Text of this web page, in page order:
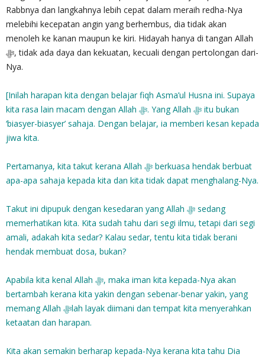
Rabbnya dan langkahnya lebih cepat dalam meraih redha-Nya
melebihi kecepatan angin yang berhembus, dia tidak akan
menoleh ke kanan maupun ke kiri. Hidayah hanya di tangan Allah
Nya.
[Inilah harapan kita dengan belajar fiqh Asma’ul Husna ini. Supaya
kita rasa lain macam dengan Allah ‎ﷻ. Yang Allah ‎ﷻ itu bukan
‘biasyer-biasyer’ sahaja. Dengan belajar, ia memberi kesan kepada
jiwa kita.
Pertamanya, kita takut kerana Allah ‎ﷻ berkuasa hendak berbuat
apa-apa sahaja kepada kita dan kita tidak dapat menghalang-Nya.
Takut ini dipupuk dengan kesedaran yang Allah ‎ﷻ sedang
memerhatikan kita. Kita sudah tahu dari segi ilmu, tetapi dari segi
amali, adakah kita sedar? Kalau sedar, tentu kita tidak berani
hendak membuat dosa, bukan?
Apabila kita kenal Allah ‎ﷻ, maka iman kita kepada-Nya akan
bertambah kerana kita yakin dengan sebenar-benar yakin, yang
memang Allah ‎ﷻlah layak diimani dan tempat kita menyerahkan
ketaatan dan harapan.
Kita akan semakin berharap kepada-Nya kerana kita tahu Dia